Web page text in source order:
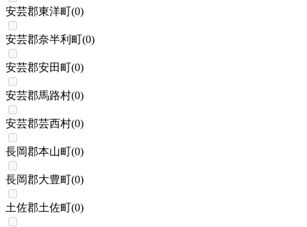
安芸郡東洋町(0)
安芸郡奈半利町(0)
安芸郡安田町(0)
安芸郡馬路村(0)
安芸郡芸西村(0)
長岡郡本山町(0)
長岡郡大豊町(0)
土佐郡土佐町(0)